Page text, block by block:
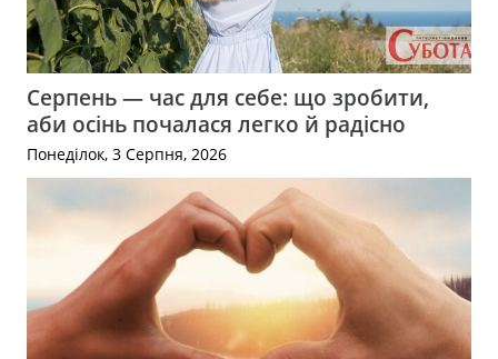
Серпень — час для себе: що зробити,
аби осінь почалася легко й радісно
Понеділок, 3 Серпня, 2026